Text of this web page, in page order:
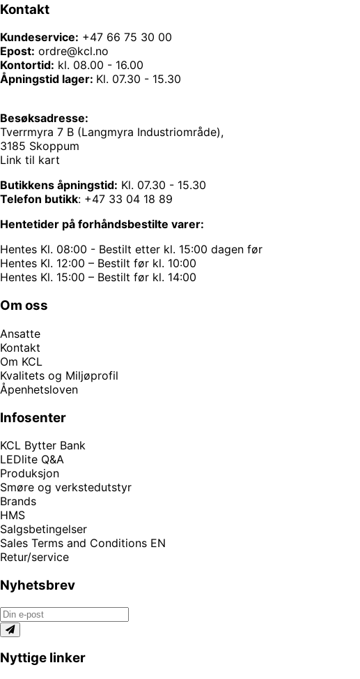
Kontakt
Kundeservice: +47 66 75 30 00
Epost: ordre@kcl.no
Kontortid: kl. 08.00 - 16.00
Åpningstid lager: Kl. 07.30 - 15.30
Besøksadresse:
Tverrmyra 7 B (Langmyra Industriområde),
3185 Skoppum
Link til kart
Butikkens åpningstid: Kl. 07.30 - 15.30
Telefon butikk: +47 33 04 18 89
Hentetider på forhåndsbestilte varer:
Hentes Kl. 08:00 - Bestilt etter kl. 15:00 dagen før
Hentes Kl. 12:00 – Bestilt før kl. 10:00
Hentes Kl. 15:00 – Bestilt før kl. 14:00
Om oss
Ansatte
Kontakt
Om KCL
Kvalitets og Miljøprofil
Åpenhetsloven
Infosenter
KCL Bytter Bank
LEDlite Q&A
Produksjon
Smøre og verkstedutstyr
Brands
HMS
Salgsbetingelser
Sales Terms and Conditions EN
Retur/service
Nyhetsbrev
Nyttige linker